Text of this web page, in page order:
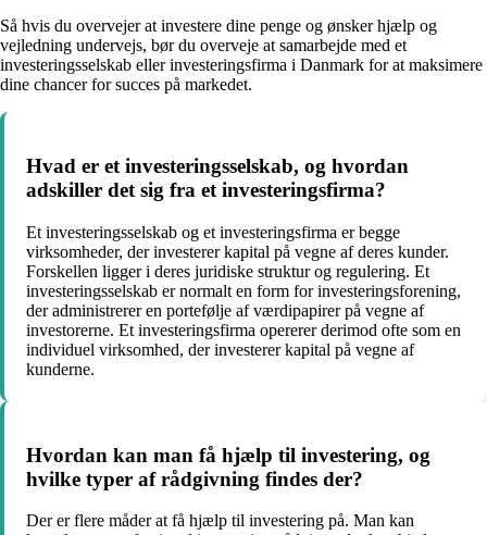
Så hvis du overvejer at investere dine penge og ønsker hjælp og
vejledning undervejs, bør du overveje at samarbejde med et
investeringsselskab eller investeringsfirma i Danmark for at maksimere
dine chancer for succes på markedet.
Hvad er et investeringsselskab, og hvordan
adskiller det sig fra et investeringsfirma?
Et investeringsselskab og et investeringsfirma er begge
virksomheder, der investerer kapital på vegne af deres kunder.
Forskellen ligger i deres juridiske struktur og regulering. Et
investeringsselskab er normalt en form for investeringsforening,
der administrerer en portefølje af værdipapirer på vegne af
investorerne. Et investeringsfirma opererer derimod ofte som en
individuel virksomhed, der investerer kapital på vegne af
kunderne.
Hvordan kan man få hjælp til investering, og
hvilke typer af rådgivning findes der?
Der er flere måder at få hjælp til investering på. Man kan